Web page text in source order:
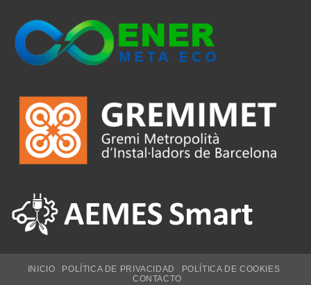
INICIO POLÍTICA DE PRIVACIDAD
POLÍTICA DE COOKIES
CONTACTO